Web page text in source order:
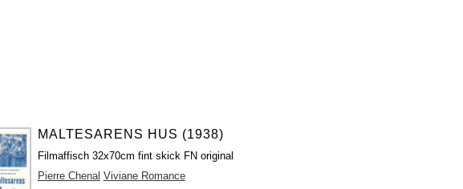
MALTESARENS HUS (1938)
Filmaffisch 32x70cm fint skick FN original
Pierre Chenal Viviane Romance